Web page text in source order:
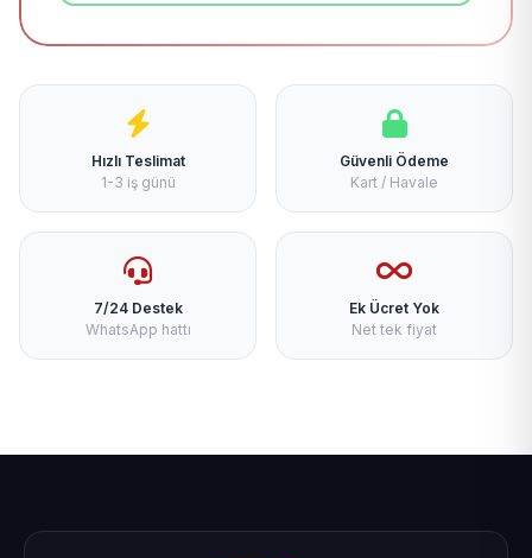
Hızlı Teslimat
1-3 iş günü
Güvenli Ödeme
Kart / Havale
7/24 Destek
WhatsApp hattı
Ek Ücret Yok
Net tek fiyat